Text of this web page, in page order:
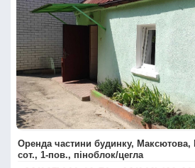
Оренда частини будинку, Максютова,
сот., 1-пов., піноблок/цегла